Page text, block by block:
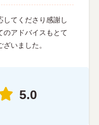
してくださり感謝し
のアドバイスもとて
いました。
5.0